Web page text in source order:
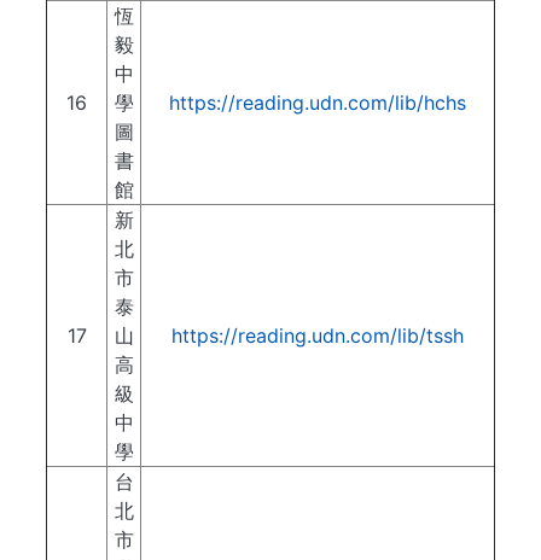
16
恆
毅
中
學
圖
書
館
https://reading.udn.com/lib/hchs
17
新
北
市
泰
山
高
級
中
學
https://reading.udn.com/lib/tssh
台
北
市